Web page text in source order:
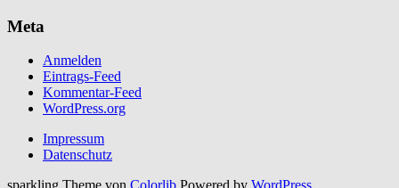
Meta
Anmelden
Eintrags-Feed
Kommentar-Feed
WordPress.org
Impressum
Datenschutz